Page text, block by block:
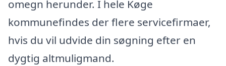
omegn herunder. I hele Køge
kommunefindes der flere servicefirmaer,
hvis du vil udvide din søgning efter en
dygtig altmuligmand.